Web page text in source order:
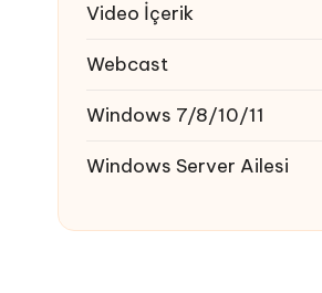
Video İçerik
Webcast
Windows 7/8/10/11
Windows Server Ailesi